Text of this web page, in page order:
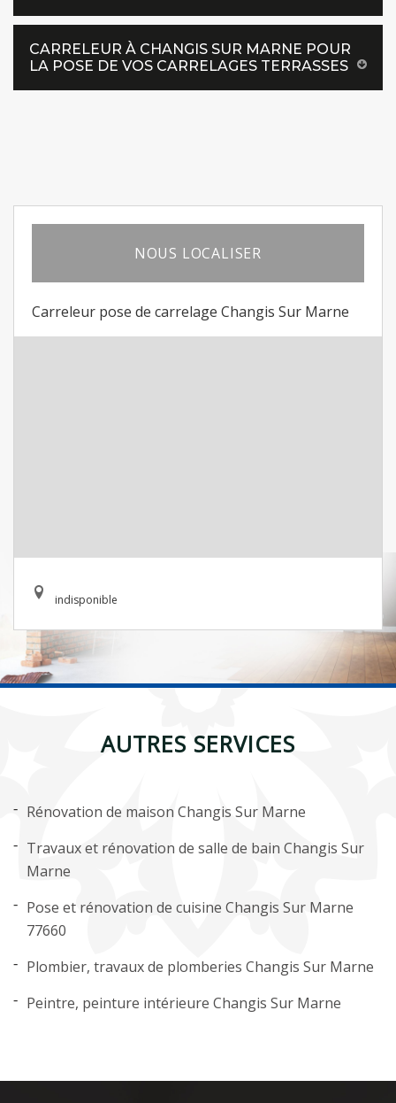
CARRELEUR À CHANGIS SUR MARNE POUR
LA POSE DE VOS CARRELAGES TERRASSES
NOUS LOCALISER
Carreleur pose de carrelage Changis Sur Marne
indisponible
AUTRES SERVICES
Rénovation de maison Changis Sur Marne
Travaux et rénovation de salle de bain Changis Sur
Marne
Pose et rénovation de cuisine Changis Sur Marne
77660
Plombier, travaux de plomberies Changis Sur Marne
Peintre, peinture intérieure Changis Sur Marne